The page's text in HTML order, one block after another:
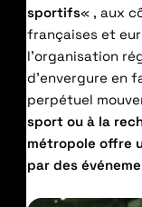
sportifs« , aux
françaises et
l’organisation
d’envergure en
perpétuel
sport ou à la
métropole offre
par des